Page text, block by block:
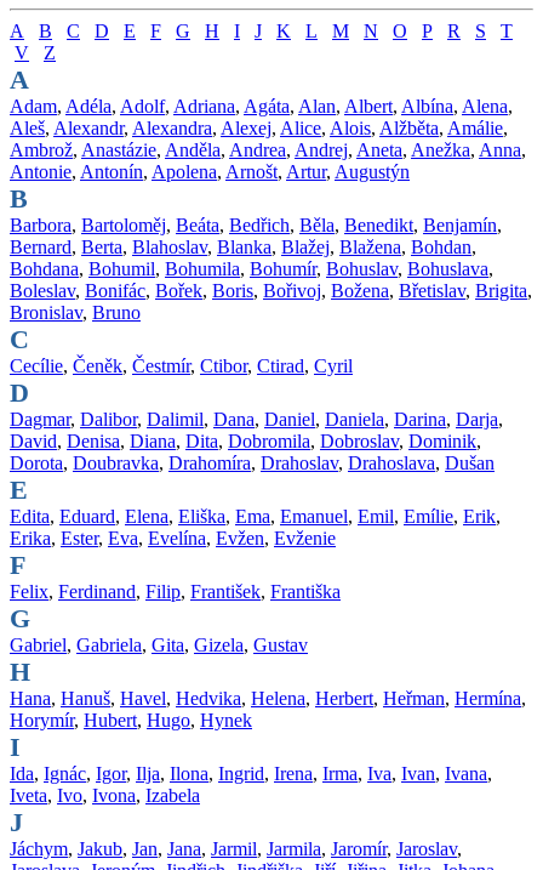
A B C D E F G H I J K L M N O P R S
T
V
Z
A
Adam, Adéla, Adolf, Adriana, Agáta, Alan, Albert, Albína, Alena,
Aleš, Alexandr, Alexandra, Alexej, Alice, Alois, Alžběta, Amálie,
Ambrož, Anastázie, Anděla, Andrea, Andrej, Aneta, Anežka, Anna,
Antonie, Antonín, Apolena, Arnošt, Artur, Augustýn
B
Barbora, Bartoloměj, Beáta, Bedřich, Běla, Benedikt, Benjamín,
Bernard, Berta, Blahoslav, Blanka, Blažej, Blažena, Bohdan,
Bohdana, Bohumil, Bohumila, Bohumír, Bohuslav, Bohuslava,
Boleslav, Bonifác, Bořek, Boris, Bořivoj, Božena, Břetislav, Brigita,
Bronislav, Bruno
C
Cecílie, Čeněk, Čestmír, Ctibor, Ctirad, Cyril
D
Dagmar, Dalibor, Dalimil, Dana, Daniel, Daniela, Darina, Darja,
David, Denisa, Diana, Dita, Dobromila, Dobroslav, Dominik,
Dorota, Doubravka, Drahomíra, Drahoslav, Drahoslava, Dušan
E
Edita, Eduard, Elena, Eliška, Ema, Emanuel, Emil, Emílie, Erik,
Erika, Ester, Eva, Evelína, Evžen, Evženie
F
Felix, Ferdinand, Filip, František, Františka
G
Gabriel, Gabriela, Gita, Gizela, Gustav
H
Hana, Hanuš, Havel, Hedvika, Helena, Herbert, Heřman, Hermína,
Horymír, Hubert, Hugo, Hynek
I
Ida, Ignác, Igor, Ilja, Ilona, Ingrid, Irena, Irma, Iva, Ivan, Ivana,
Iveta, Ivo, Ivona, Izabela
J
Jáchym, Jakub, Jan, Jana, Jarmil, Jarmila, Jaromír, Jaroslav,